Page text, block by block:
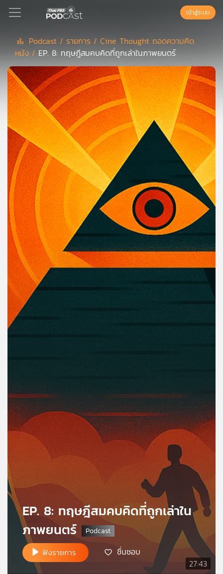
Podcast
เพล
ย์
ลิ
สต์
แนะนำ
เพล
ย์
ลิ
สต์
ของ
คุณ
เพลง
บทความ
ข่าว
เกี่ยว
กับ
เรา
ข่าย
วิทยุ
ไทย
พี
เอส
แผนที่
เข้าสู่ระบบ
Podcast / รายการ /Cine Thought ถอดความคิด
หนัง / EP. 8: ทฤษฎีสมคบคิดที่ถูกเล่าในภาพยนตร์
27:43
EP. 8: ทฤษฎีสมคบคิดที่ถูกเล่าใน
ภาพยนตร์
ฟังรายการ ชื่นชอบ